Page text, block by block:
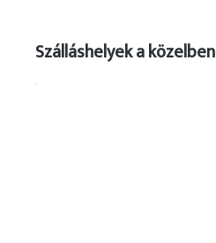
Szálláshelyek a közelben